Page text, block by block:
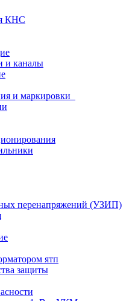
КНС
и каналы
и маркировки
перенапряжений (УЗИП)
ятп
защиты